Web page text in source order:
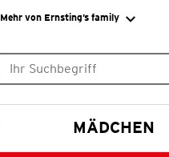
Mehr von Ernsting’s family
MÄDCHEN